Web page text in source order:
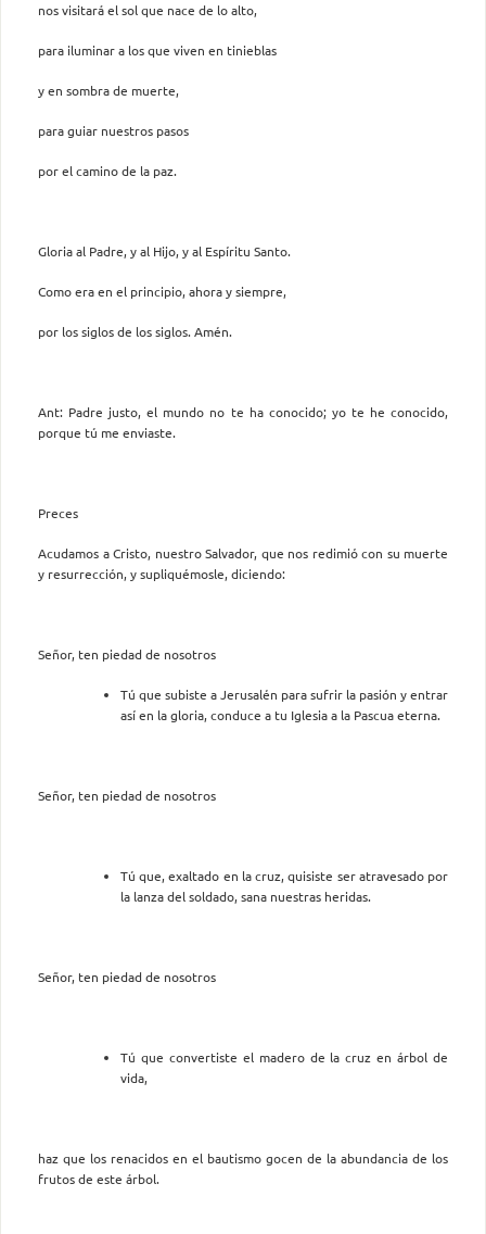
nos visitará el sol que nace de lo alto,
para iluminar a los que viven en tinieblas
y en sombra de muerte,
para guiar nuestros pasos
por el camino de la paz.
Gloria al Padre, y al Hijo, y al Espíritu Santo.
Como era en el principio, ahora y siempre,
por los siglos de los siglos. Amén.
Ant: Padre justo, el mundo no te ha conocido; yo te he conocido,
porque tú me enviaste.
Preces
Acudamos a Cristo, nuestro Salvador, que nos redimió con su muerte
y resurrección, y supliquémosle, diciendo:
Señor, ten piedad de nosotros
Tú que subiste a Jerusalén para sufrir la pasión y entrar
así en la gloria, conduce a tu Iglesia a la Pascua eterna.
Señor, ten piedad de nosotros
Tú que, exaltado en la cruz, quisiste ser atravesado por
la lanza del soldado, sana nuestras heridas.
Señor, ten piedad de nosotros
Tú que convertiste el madero de la cruz en árbol de
vida,
haz que los renacidos en el bautismo gocen de la abundancia de los
frutos de este árbol.